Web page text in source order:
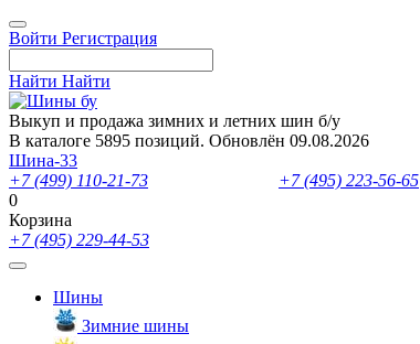
Войти Регистрация
Найти Найти
Выкуп и продажа зимних и летних шин б/у
В каталоге 5895 позиций. Обновлён 09.08.2026
Шина-33
+7 (499) 110-21-73
+7 (495) 223-56-65
0
Корзина
+7 (495) 229-44-53
Шины
Зимние шины